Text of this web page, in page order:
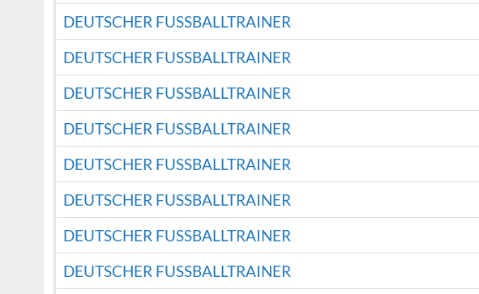
DEUTSCHER FUSSBALLTRAINER
DEUTSCHER FUSSBALLTRAINER
DEUTSCHER FUSSBALLTRAINER
DEUTSCHER FUSSBALLTRAINER
DEUTSCHER FUSSBALLTRAINER
DEUTSCHER FUSSBALLTRAINER
DEUTSCHER FUSSBALLTRAINER
DEUTSCHER FUSSBALLTRAINER